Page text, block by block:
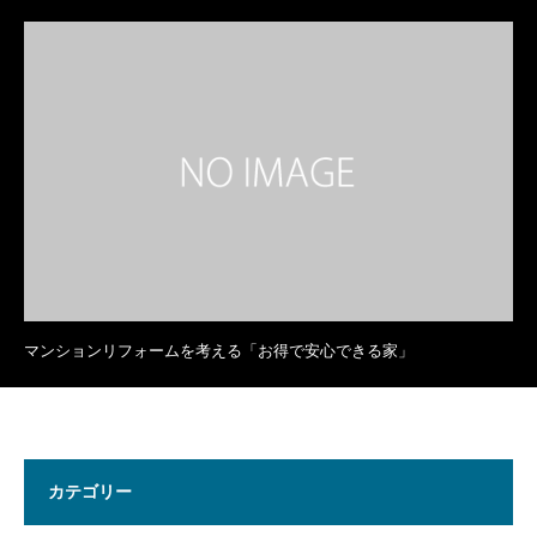
マンションリフォームを考える「お得で安心できる家」
カテゴリー